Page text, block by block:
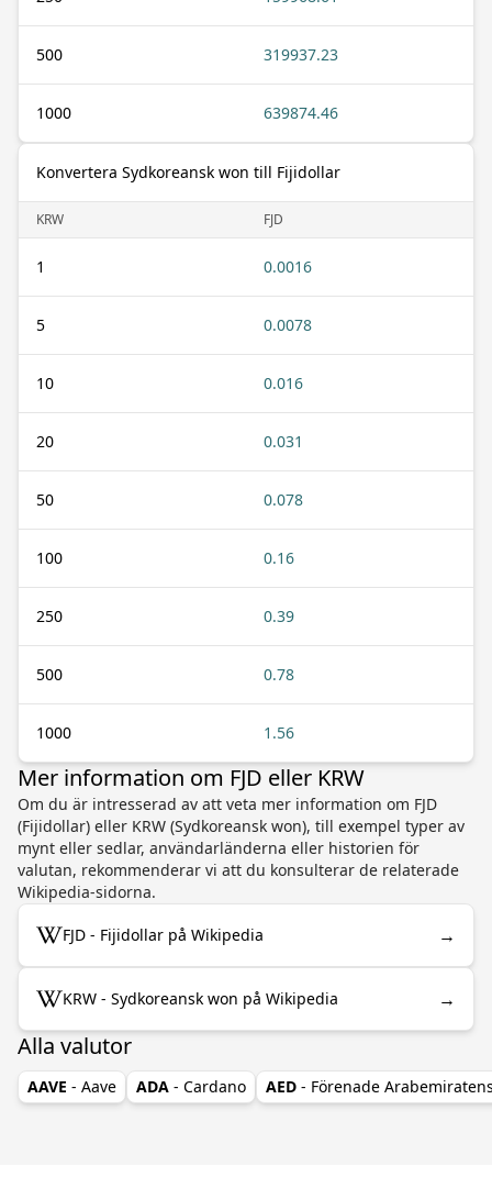
500 319937.23
1000 639874.46
Konvertera Sydkoreansk won till Fijidollar
KRW FJD
1 0.0016
5 0.0078
10 0.016
20 0.031
50 0.078
100 0.16
250 0.39
500 0.78
1000 1.56
Mer information om FJD eller KRW
Om du är intresserad av att veta mer information om FJD
(Fijidollar) eller KRW (Sydkoreansk won), till exempel typer av
mynt eller sedlar, användarländerna eller historien för
valutan, rekommenderar vi att du konsulterar de relaterade
Wikipedia-sidorna.
FJD - Fijidollar på Wikipedia →
KRW - Sydkoreansk won på Wikipedia →
Alla valutor
AAVE - Aave ADA - Cardano AED - Förenade